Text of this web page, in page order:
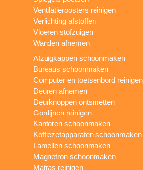
Ventilatieroosters reinigen
Verlichting afstoffen
Vloeren stofzuigen
Wanden afnemen
Afzuigkappen schoonmaken
Bureaus schoonmaken
Computer en toetsenbord reinigen
Deuren afnemen
Deurknoppen ontsmetten
Gordijnen reinigen
Kantoren schoonmaken
Koffiezetapparaten schoonmaken
Lamellen schoonmaken
Magnetron schoonmaken
Matras reinigen